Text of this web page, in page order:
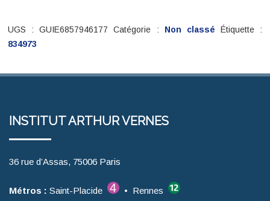
UGS :GUIE6857946177 Catégorie : Non classé
Étiquette :
834973
INSTITUT ARTHUR VERNES
36 rue d’Assas, 75006 Paris
Métros : Saint-Placide • Rennes